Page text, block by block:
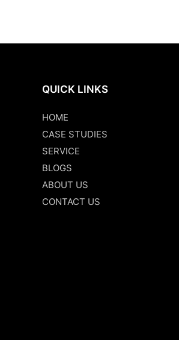
QUICK LINKS
HOME
CASE STUDIES
SERVICE
BLOGS
ABOUT US
CONTACT US